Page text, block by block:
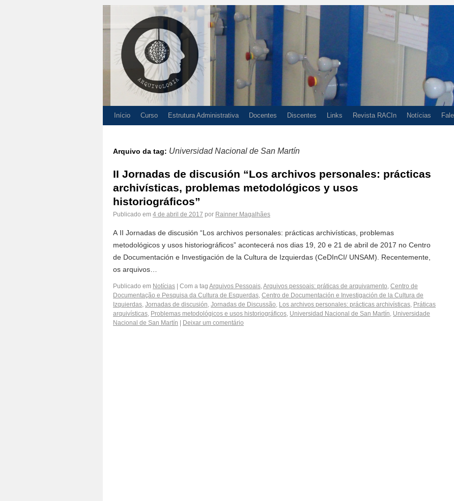
Início Curso Estrutura Administrativa Docentes Discentes Links Revista RACIn Notícias
Arquivo da tag: Universidad Nacional de San Martín
II Jornadas de discusión “Los archivos personales: prácticas
archivísticas, problemas metodológicos y usos
historiográficos”
Publicado em 4 de abril de 2017 por Rainner Magalhães
A II Jornadas de discusión “Los archivos personales: prácticas archivísticas, problemas
metodológicos y usos historiográficos” acontecerá nos dias 19, 20 e 21 de abril de 2017 no Centro
de Documentación e Investigación de la Cultura de Izquierdas (CeDInCI/ UNSAM). Recentemente,
os arquivos…
Publicado em Notícias Com a tag Arquivos Pessoais,Arquivos pessoais: práticas de arquivamento, Centro de
Documentação e Pesquisa da Cultura de Esquerdas, Centro de Documentación e Investigación de la Cultura de
Izquierdas, Jornadas de discusión, Jornadas de Discussão, Los archivos personales: prácticas archivísticas, Práticas
arquivísticas, Problemas metodológicos e usos historiográficos, Universidad Nacional de San Martín, Universidade
Nacional de San Martín
Deixar um comentário